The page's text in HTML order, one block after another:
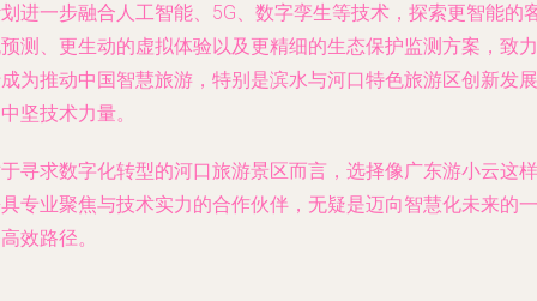
进一步融合人工智能、5G、数字孪生等技术，探索更智能的
测、更生动的虚拟体验以及更精细的生态保护监测方案，致力
为推动中国智慧旅游，特别是滨水与河口特色旅游区创新发展
坚技术力量。
寻求数字化转型的河口旅游景区而言，选择像广东游小云这样
专业聚焦与技术实力的合作伙伴，无疑是迈向智慧化未来的一
效路径。